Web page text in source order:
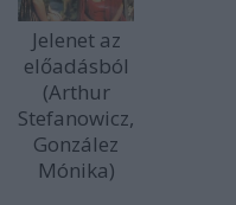
Jelenet az
előadásból
(Arthur
Stefanowicz,
González
Mónika)